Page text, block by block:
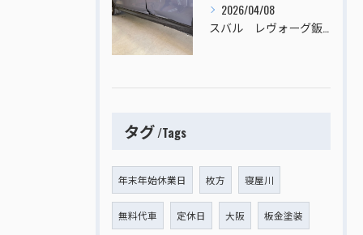
2026/04/08
タグ Tags
年末年始休業日 枚方 寝屋川
無料代車 定休日 大阪 板金塗装